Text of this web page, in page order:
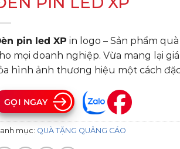
pin led XP in logo – Sản phẩm
mọi doanh nghiệp. Vừa mang lại
hình ảnh thương hiệu một cách
GỌI NGAY
mục: QUÀ TẶNG QUẢNG CÁO